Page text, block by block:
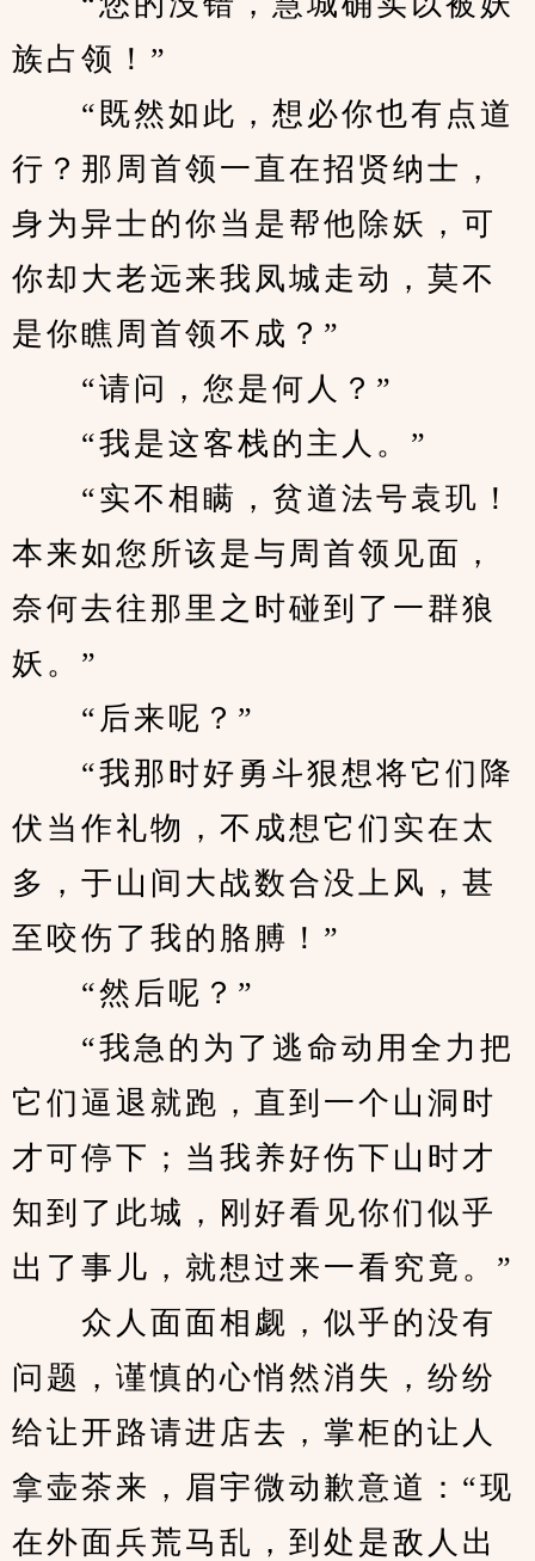
族占领！”
“既然如此，想必你也有点道
行？那周首领一直在招贤纳士，
身为异士的你当是帮他除妖，可
你却大老远来我凤城走动，莫不
是你瞧周首领不成？”
“请问，您是何人？”
“我是这客栈的主人。”
“实不相瞒，贫道法号袁玑！
本来如您所该是与周首领见面，
奈何去往那里之时碰到了一群狼
妖。”
“后来呢？”
“我那时好勇斗狠想将它们降
伏当作礼物，不成想它们实在太
多，于山间大战数合没上风，甚
至咬伤了我的胳膊！”
“然后呢？”
“我急的为了逃命动用全力把
它们逼退就跑，直到一个山洞时
才可停下；当我养好伤下山时才
知到了此城，刚好看见你们似乎
出了事儿，就想过来一看究竟。”
众人面面相觑，似乎的没有
问题，谨慎的心悄然消失，纷纷
给让开路请进店去，掌柜的让人
拿壶茶来，眉宇微动歉意道：“现
在外面兵荒马乱，到处是敌人出